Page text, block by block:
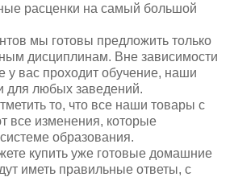
расценки на самый большой
мы готовы предложить только
дисциплинам. Вне зависимости
у вас проходит обучение, наши
для любых заведений.
то, что все наши товары с
все изменения, которые
образования.
купить уже готовые домашние
иметь правильные ответы, с